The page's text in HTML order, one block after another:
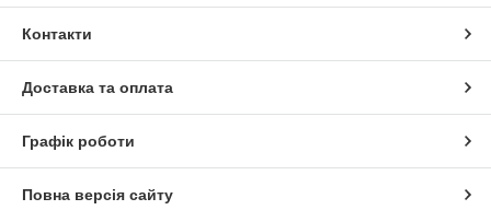
Контакти
Доставка та оплата
Графік роботи
Повна версія сайту